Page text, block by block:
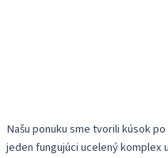
Našu ponuku sme tvorili kúsok
jeden fungujúci ucelený komplex